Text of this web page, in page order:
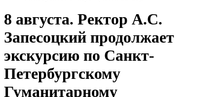
8 августа. Ректор А.С.
Запесоцкий продолжает
экскурсию по Санкт-
Петербургскому
Гуманитарному